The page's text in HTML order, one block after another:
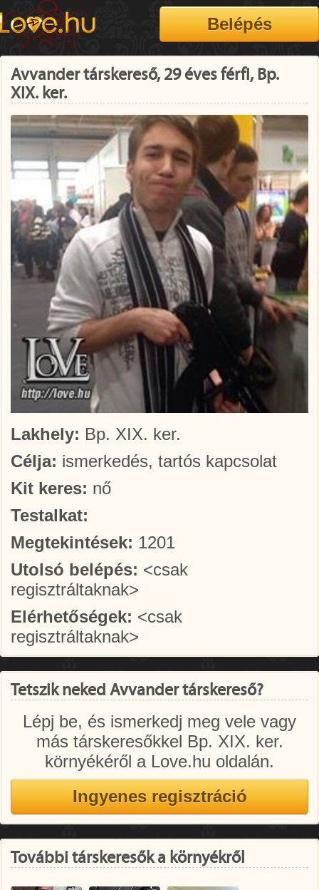
Avvander társkereső, 29 éves férfi, Bp.
XIX. ker.
Lakhely: Bp. XIX. ker.
Célja: ismerkedés, tartós kapcsolat
Kit keres: nő
Testalkat:
Megtekintések: 1201
Utolsó belépés: <csak
regisztráltaknak>
Elérhetőségek: <csak
regisztráltaknak>
Tetszik neked Avvander társkereső?
Lépj be, és ismerkedj meg vele vagy
más társkeresőkkel Bp. XIX. ker.
környékéről a Love.hu oldalán.
További társkeresők a környékről